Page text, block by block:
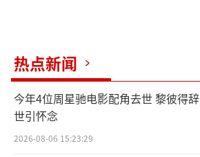
热点新闻
今年4位周星驰电影配角去世 黎彼得辞
世引怀念
2026-08-06 15:23:29